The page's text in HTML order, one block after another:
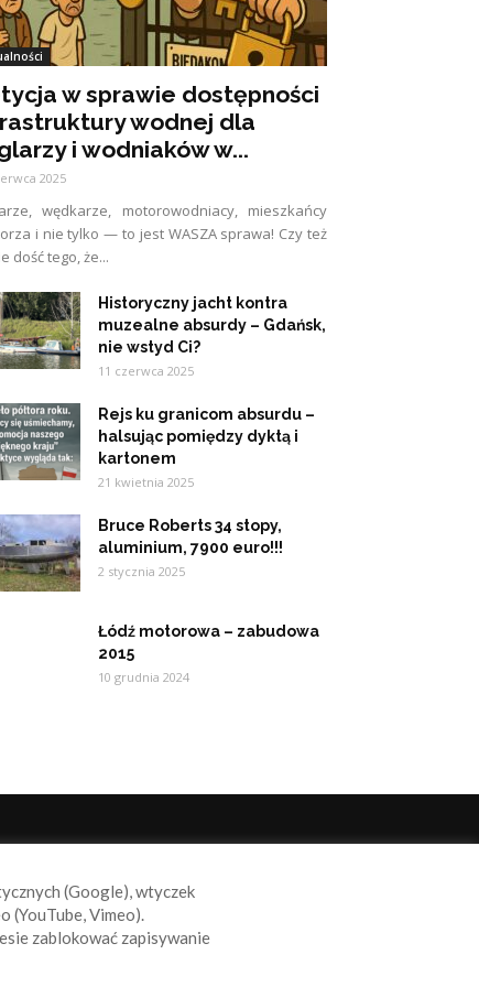
w sprawie dostępności
wodnej dla
i wodniaków w...
2025
wędkarze, motorowodniacy, mieszkańcy
i nie tylko — to jest WASZA sprawa! Czy też
dość tego, że...
Historyczny jacht kontra
muzealne absurdy – Gdańsk,
nie wstyd Ci?
11 czerwca 2025
Rejs ku granicom absurdu –
halsując pomiędzy dyktą i
kartonem
21 kwietnia 2025
Bruce Roberts 34 stopy,
aluminium, 7900 euro!!!
2 stycznia 2025
Łódź motorowa – zabudowa
2015
10 grudnia 2024
(Google), wtyczek
(YouTube, Vimeo).
zablokować zapisywanie